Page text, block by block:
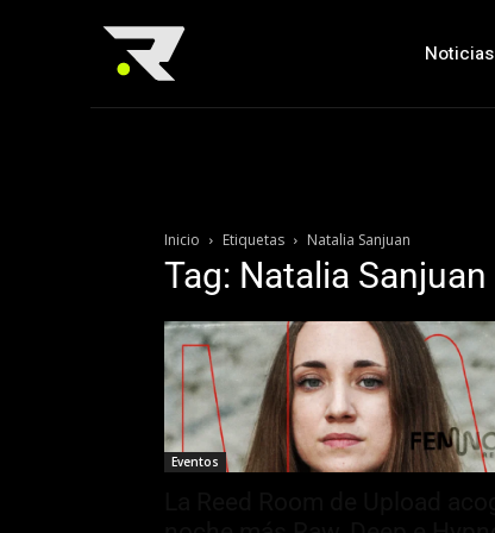
Noticias
Inicio Etiquetas Natalia Sanjuan
Tag: Natalia Sanjuan
Eventos